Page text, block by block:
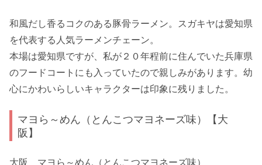
和風だし香るコクのある豚骨ラーメン。スガキヤは愛知県
を代表する人気ラーメンチェーン。
本場は愛知県ですが、私が２０年程前に住んでいた兵庫県
のフードコートにも入っていたので親しみがあります。幼
心にかわいらしいキャラクターは印象に残りました。
マヨら～めん（とんこつマヨネーズ味）【大
阪】
大阪 マヨら～めん（とんこつマヨネーズ味）